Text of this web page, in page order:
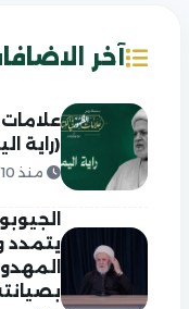
آخر
(راية
منذ 10 ساعة
يتمدد